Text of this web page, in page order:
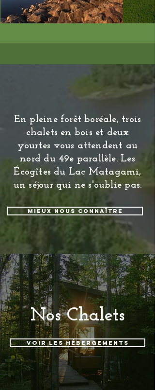
En pleine forêt boréale, trois
chalets en bois et deux
yourtes vous attendent au
nord du 49e parallèle. Les
Écogîtes du Lac Matagami,
un séjour qui ne s'oublie pas.
Mieux nous connaître
Nos Chalets
Voir les hébergements